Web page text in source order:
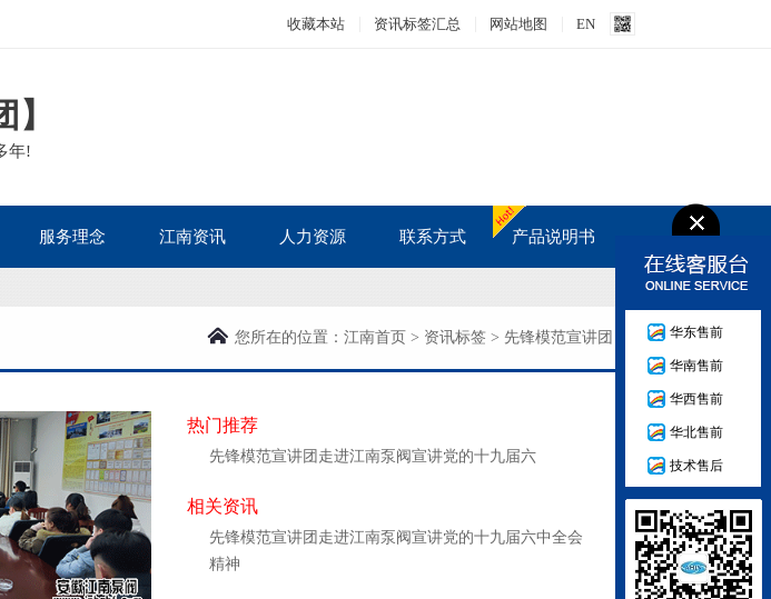
收藏本站 资讯标签汇总 网站地图 EN
年!
服务理念
质量承诺
包装运输
江南资讯
泵阀知识
泵业动态
泵阀问答
行业百科
人力资源
人才招聘
培训发展
联系方式 产品说明书
江南首页 > 资讯标签 > 先锋模范宣讲团
您所在的位置：
热门推荐
先锋模范宣讲团走进江南泵阀宣讲党的十九届六
相关资讯
先锋模范宣讲团走进江南泵阀宣讲党的十九届六中全会
精神
华东售前
华南售前
华西售前
华北售前
技术售后